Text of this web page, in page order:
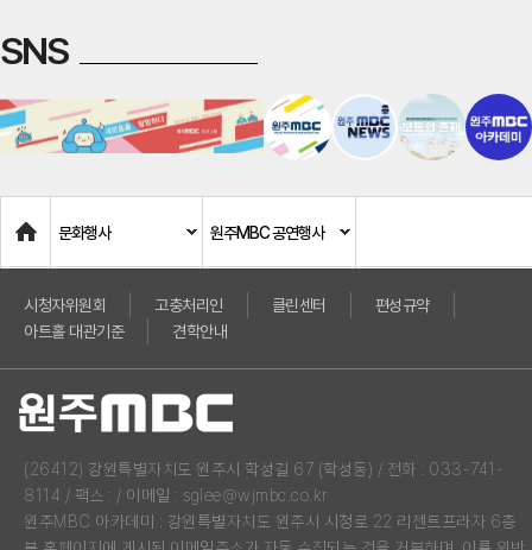
SNS
Home
문화행사 원주MBC 공연행사
시청자위원회 고충처리인 클린센터
편성규약
아트홀 대관기준
견학안내
(26412) 강원특별자치도 원주시 학성길 67 (학성동) / 전화 : 033-741-
8114 / 팩스 : / 이메일 : sglee@wjmbc.co.kr
원주MBC 아카데미 : 강원특별자치도 원주시 시청로 22 리젠트프라자 6층